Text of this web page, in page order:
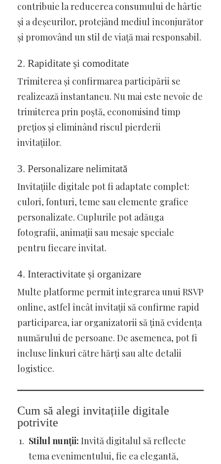
contribuie la reducerea consumului de hârtie
și a deșeurilor, protejând mediul înconjurător
și promovând un stil de viață mai responsabil.
2. Rapiditate și comoditate
Trimiterea și confirmarea participării se
realizează instantaneu. Nu mai este nevoie de
trimiterea prin poștă, economisind timp
prețios și eliminând riscul pierderii
invitațiilor.
3. Personalizare nelimitată
Invitațiile digitale pot fi adaptate complet:
culori, fonturi, teme sau elemente grafice
personalizate. Cuplurile pot adăuga
fotografii, animații sau mesaje speciale
pentru fiecare invitat.
4. Interactivitate și organizare
Multe platforme permit integrarea unui RSVP
online, astfel încât invitații să confirme rapid
participarea, iar organizatorii să țină evidența
numărului de persoane. De asemenea, pot fi
incluse linkuri către hărți sau alte detalii
logistice.
Cum să alegi invitațiile digitale
potrivite
Stilul nunții: Invită digitalul să reflecte
tema evenimentului, fie ea elegantă,